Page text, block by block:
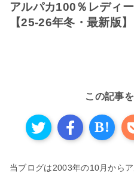
アルパカ100％レディ
【25-26年冬・最新版】
この記事
B!
当ブログは2003年の10月から